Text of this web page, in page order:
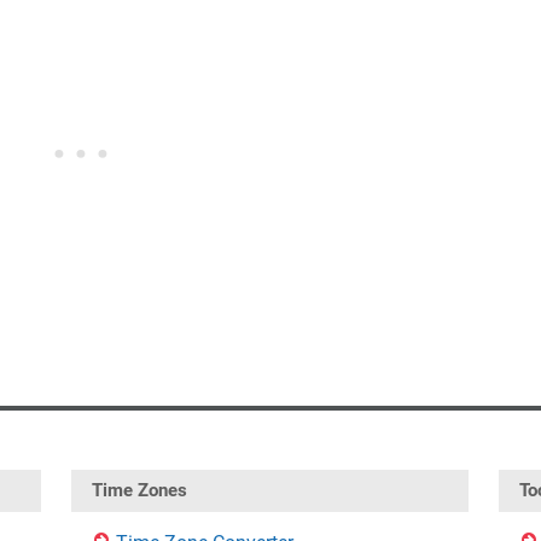
Time Zones